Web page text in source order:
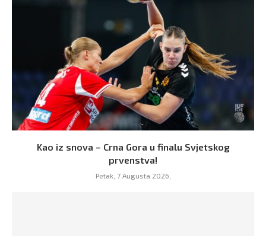
Kao iz snova – Crna Gora u finalu Svjetskog
prvenstva!
Petak, 7 Augusta 2026,